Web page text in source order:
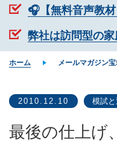
🎧【無料音声教
弊社は訪問型の家
ホーム メールマガジン
2010.12.10 模試
最後の仕上げ